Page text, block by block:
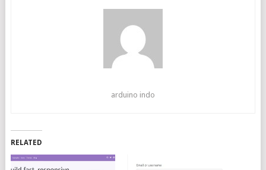
arduino indo
RELATED